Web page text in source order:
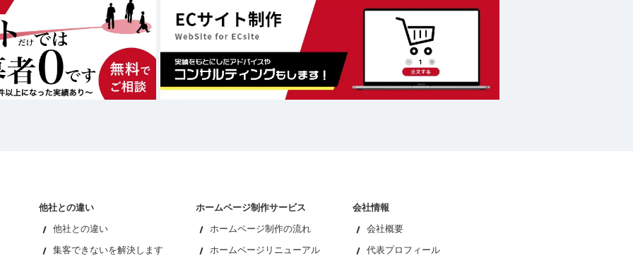
他社との違い
他社との違い
集客できないを解決します
ホームページ制作サービス
ホームページ制作の流れ
ホームページリニューアル
会社情報
会社概要
代表プロフィール